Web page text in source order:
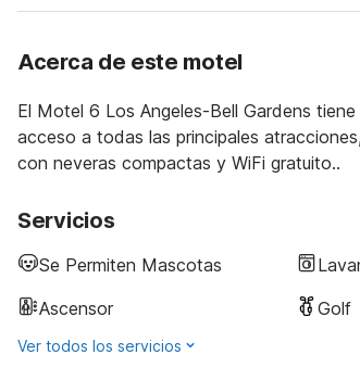
Acerca de este motel
El Motel 6 Los Angeles-Bell Gardens
acceso a todas las principales
con neveras compactas y WiFi gratuito..
Servicios
Se Permiten Mascotas
Ascensor
Golf
Ver todos los servicios